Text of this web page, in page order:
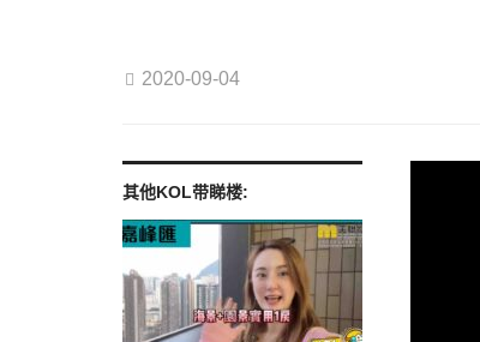
2020-09-04
其他KOL带睇楼: